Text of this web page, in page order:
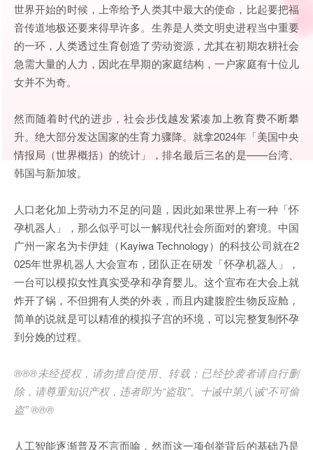
世界开始的时候，上帝给予人类其中最大的使命，比起要把福
音传道地极还要来得早许多。生养是人类文明史进程当中重要
的一环，人类透过生育创造了劳动资源，尤其在初期农耕社会
急需大量的人力，因此在早期的家庭结构，一户家庭有十位儿
女并不为奇。
然而随着时代的进步，社会步伐越发紧凑加上教育费不断攀
升。绝大部分发达国家的生育力骤降。就拿2024年「美国中央
情报局（世界概括）的统计」，排名最后三名的是——台湾、
韩国与新加坡。
人口老化加上劳动力不足的问题，因此如果世界上有一种「怀
孕机器人」，那么似乎可以一解现代社会所面对的窘境。中国
广州一家名为卡伊娃（Kayiwa Technology）的科技公司就在2
025年世界机器人大会宣布，团队正在研发「怀孕机器人」，
一台可以模拟女性真实受孕和孕育婴儿。这个宣布在大会上就
炸开了锅，不但拥有人类的外表，而且内建腹腔生物反应舱，
简单的说就是可以精准的模拟子宫的环境，可以完整复制怀孕
到分娩的过程。
®®®未经授权，请勿擅自使用、转载；已经抄袭者请自行删
除，请尊重知识产权，违者即为“盗取”。十诫中第八诫“不可偷
盗” ®®®
人工智能逐渐普及不言而喻，然而这一项创举背后的基础乃是